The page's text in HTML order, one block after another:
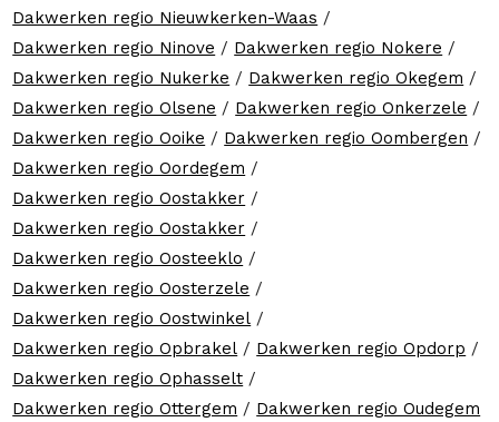
Dakwerken regio Nieuwkerken-Waas /
Dakwerken regio Ninove / Dakwerken regio Nokere /
Dakwerken regio Nukerke / Dakwerken regio Okegem /
Dakwerken regio Olsene / Dakwerken regio Onkerzele /
Dakwerken regio Ooike / Dakwerken regio Oombergen /
Dakwerken regio Oordegem /
Dakwerken regio Oostakker /
Dakwerken regio Oostakker /
Dakwerken regio Oosteeklo /
Dakwerken regio Oosterzele /
Dakwerken regio Oostwinkel /
Dakwerken regio Opbrakel / Dakwerken regio Opdorp /
Dakwerken regio Ophasselt /
Dakwerken regio Ottergem / Dakwerken regio Oudegem